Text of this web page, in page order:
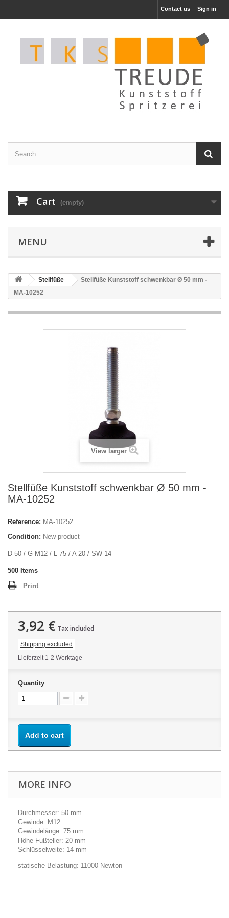
Sign in
Contact us
Cart (empty)
MENU
Stellfüße
Stellfüße Kunststoff schwenkbar Ø 50 mm -
MA-10252
View larger
Stellfüße Kunststoff schwenkbar Ø 50 mm -
MA-10252
Reference: MA-10252
Condition: New product
D 50 / G M12 / L 75 / A 20 / SW 14
500 Items
Print
3,92 € Tax included
Shipping excluded
Lieferzeit 1-2 Werktage
Quantity
Add to cart
MORE INFO
Durchmesser: 50 mm
Gewinde: M12
Gewindelänge: 75 mm
Höhe Fußteller: 20 mm
Schlüsselweite: 14 mm
statische Belastung: 11000 Newton